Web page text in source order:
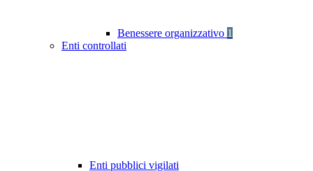
Benessere organizzativo 1
Enti controllati
Enti pubblici vigilati